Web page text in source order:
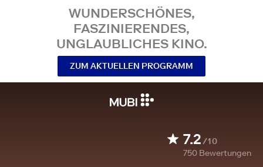
WUNDERSCHÖNES,
FASZINIERENDES,
UNGLAUBLICHES KINO.
ZUM AKTUELLEN PROGRAMM
7.2/10
750 Bewertungen